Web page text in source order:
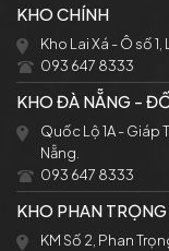
KHO CHÍNH
Kho Lai Xá - Ô số
093 647 8333
KHO ĐÀ NẴNG -
Quốc Lộ 1A - Giáp
Nẵng.
093 647 8333
KHO PHAN TRỌNG
KM Số 2, Phan